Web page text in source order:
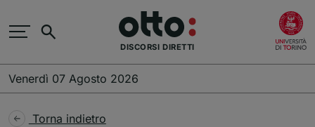
Salta al contenuto principale
DISCORSI DIRETTI
Venerdì 07 Agosto 2026
Torna indietro